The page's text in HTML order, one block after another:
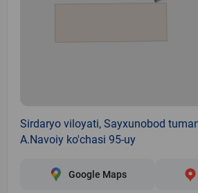
Sirdaryo viloyati, Sayxunobod
A.Navoiy ko'chasi 95-uy
Google Maps